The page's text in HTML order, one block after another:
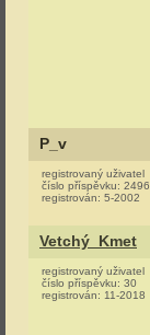
P_v
registrovaný uživatel
číslo příspěvku: 2496
registrován: 5-2002
Vetchý_Kmet
registrovaný uživatel
číslo příspěvku: 30
registrován: 11-2018